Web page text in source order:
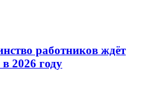
работников ждёт
2026 году